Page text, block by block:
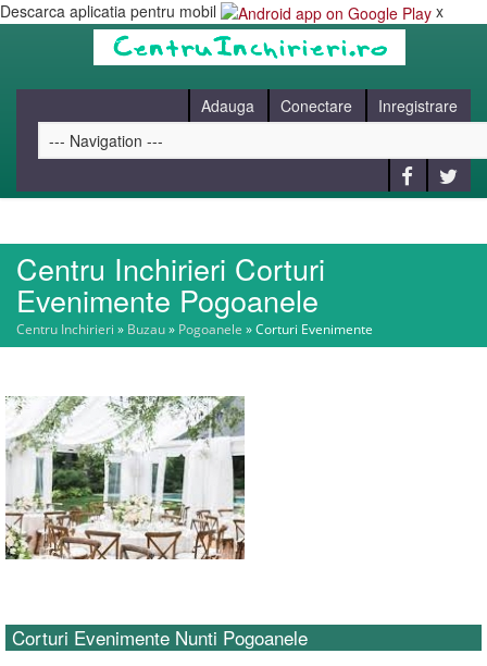
Descarca aplicatia pentru mobil x
Adauga Conectare Inregistrare
HOME
CAUT
BLOG
CONTACT
Centru Inchirieri Corturi
Evenimente Pogoanele
Centru Inchirieri » Buzau» Pogoanele »Corturi Evenimente
Corturi Evenimente Nunti Pogoanele